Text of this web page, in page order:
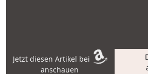
Jetzt diesen Artikel bei
anschauen